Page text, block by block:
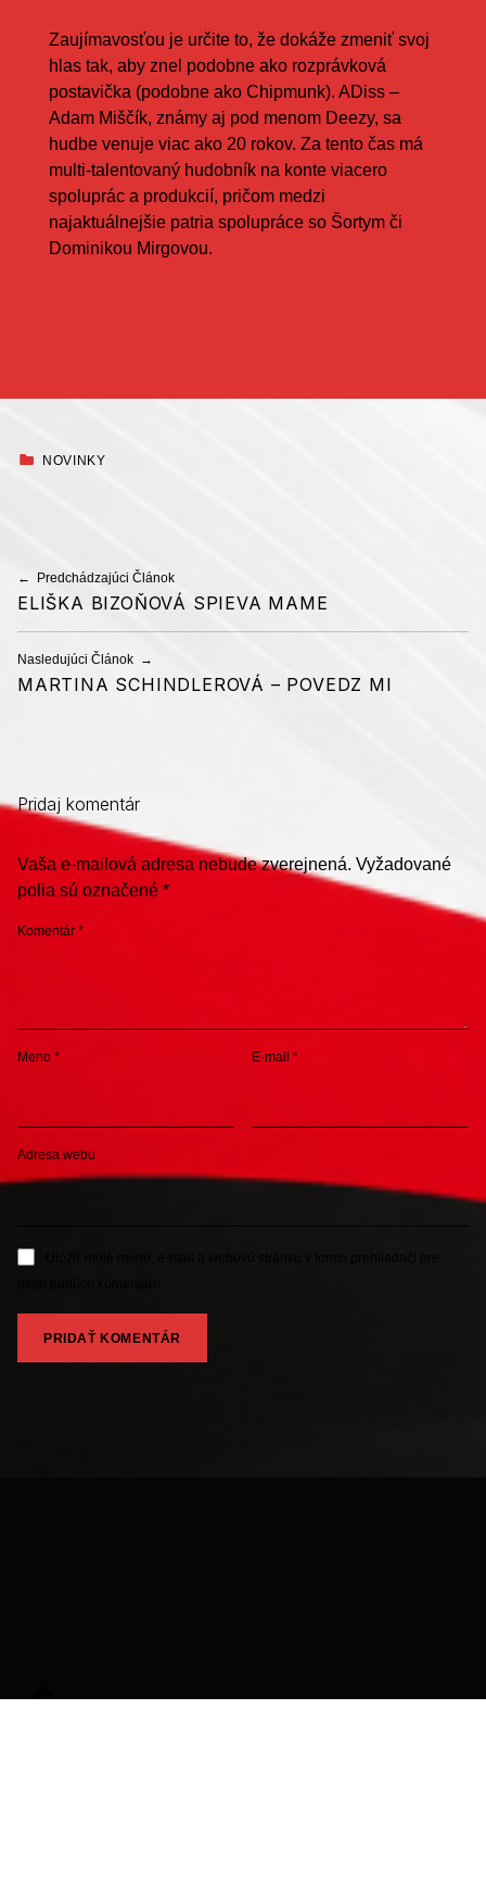
Zaujímavosťou je určite to, že dokáže zmeniť svoj
hlas tak, aby znel podobne ako rozprávková
postavička (podobne ako Chipmunk). ADiss –
Adam Miščík, známy aj pod menom Deezy, sa
hudbe venuje viac ako 20 rokov. Za tento čas má
multi-talentovaný hudobník na konte viacero
spoluprác a produkcií, pričom medzi
najaktuálnejšie patria spolupráce so Šortym či
Dominikou Mirgovou.
KATEGORIZOVANÉ AKO:
NOVINKY
Navigácia v článku
Predchádzajúci Článok
ELIŠKA BIZOŇOVÁ SPIEVA MAME
Nasledujúci Článok
MARTINA SCHINDLEROVÁ – POVEDZ MI
Pridaj komentár
Vaša e-mailová adresa nebude zverejnená. Vyžadované
polia sú označené *
Komentár *
Meno * E-mail*
Adresa webu